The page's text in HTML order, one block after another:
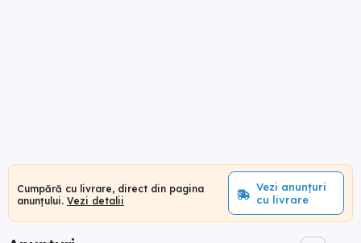
Cumpără cu livrare, direct din pagina
anunțului. Vezi detalii
Vezi anunțuri
cu livrare